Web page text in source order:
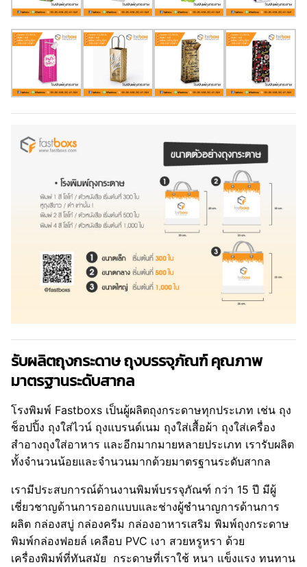
รับผลิตถุงกระดาษ ถุงบรรจุภัณฑ์ คุณภาพ
มาตรฐานระดับสากล
โรงพิมพ์ Fastboxs เป็นผู้ผลิตถุงกระดาษทุกประเภท เช่น ถุง
ช็อปปิ้ง ถุงใส่ไวน์ ถุงแบรนด์เนม ถุงใส่เสื้อผ้า ถุงใส่เครื่อง
สำอางถุงใส่อาหาร และอีกมากมายหลายประเภท เรารับผลิต
ทั้งจำนวนน้อยและจำนวนมากด้วยมาตรฐานระดับสากล
เรามีประสบการณ์ด้านงานพิมพ์บรรจุภัณฑ์ กว่า 15 ปี มีผู้
เชี่ยวชาญด้านการออกแบบและช่างผู้ชำนาญการด้านการ
ผลิต กล่องสบู่ กล่องครีม กล่องอาหารเสริม พิมพ์ถุงกระดาษ
พิมพ์กล่องฟอยล์ เคลือบ PVC เงา สวยหรูหรา ด้วย
เครื่องพิมพ์ที่ทันสมัย กระดาษที่เราใช้ หนา แข็งแรง ทนทาน